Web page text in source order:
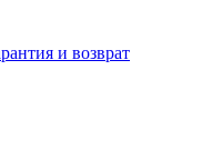
и возврат